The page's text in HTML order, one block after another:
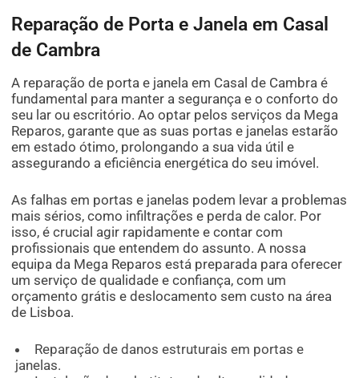
Reparação de Porta e Janela em Casal
de Cambra
A reparação de porta e janela em Casal de Cambra é
fundamental para manter a segurança e o conforto do
seu lar ou escritório. Ao optar pelos serviços da Mega
Reparos, garante que as suas portas e janelas estarão
em estado ótimo, prolongando a sua vida útil e
assegurando a eficiência energética do seu imóvel.
As falhas em portas e janelas podem levar a problemas
mais sérios, como infiltrações e perda de calor. Por
isso, é crucial agir rapidamente e contar com
profissionais que entendem do assunto. A nossa
equipa da Mega Reparos está preparada para oferecer
um serviço de qualidade e confiança, com um
orçamento grátis e deslocamento sem custo na área
de Lisboa.
Reparação de danos estruturais em portas e
janelas.